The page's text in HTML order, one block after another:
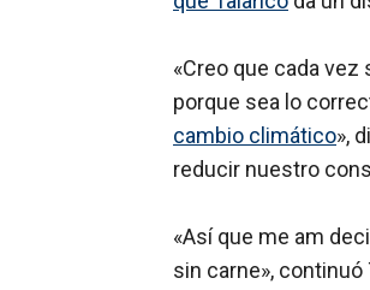
«Creo que cada
porque sea lo
cambio climático»,
reducir nuestro
«Así que me am
sin carne»,